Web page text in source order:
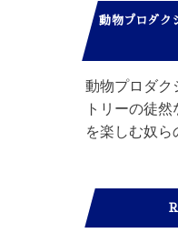
動物プロダク
動物プロダク
トリーの徒
を楽しむ奴ら